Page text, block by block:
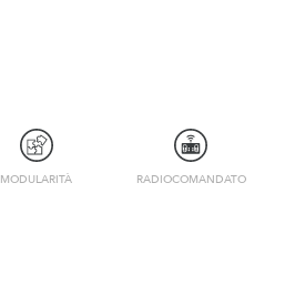
MODULARITÀ RADIOCOMANDATO